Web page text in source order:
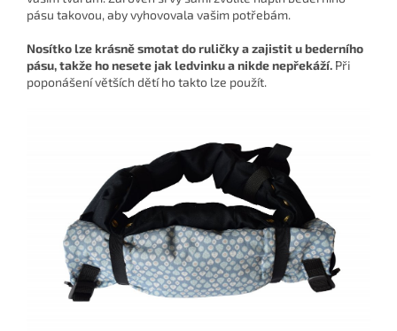
pásu takovou, aby vyhovovala vašim potřebám.
Nosítko lze krásně smotat do ruličky a zajistit u bederního
pásu, takže ho nesete jak ledvinku a nikde nepřekáží. Při
poponášení větších dětí ho takto lze použít.